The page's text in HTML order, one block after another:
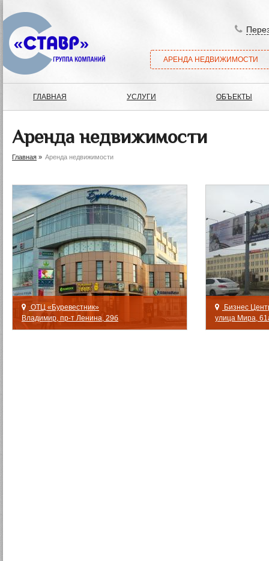
АРЕНДА НЕДВИЖИМОСТИ
ГЛАВНАЯ УСЛУГИ ОБЪЕКТЫ
Аренда недвижимости
Главная Аренда недвижимости
ОТЦ «Буревестник»
Владимир, пр-т Ленина, 29б
Бизнес
улица Мира,